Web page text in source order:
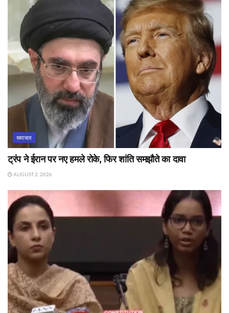
समाचार
ट्रंप ने ईरान पर नए हमले रोके, फिर शांति समझौते का दावा
AUGUST 2, 2026